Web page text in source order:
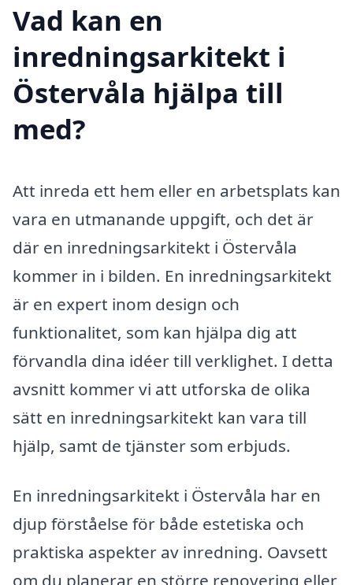
Vad kan en
inredningsarkitekt i
Östervåla hjälpa till
med?
Att inreda ett hem eller en arbetsplats kan
vara en utmanande uppgift, och det är
där en inredningsarkitekt i Östervåla
kommer in i bilden. En inredningsarkitekt
är en expert inom design och
funktionalitet, som kan hjälpa dig att
förvandla dina idéer till verklighet. I detta
avsnitt kommer vi att utforska de olika
sätt en inredningsarkitekt kan vara till
hjälp, samt de tjänster som erbjuds.
En inredningsarkitekt i Östervåla har en
djup förståelse för både estetiska och
praktiska aspekter av inredning. Oavsett
om du planerar en större renovering eller